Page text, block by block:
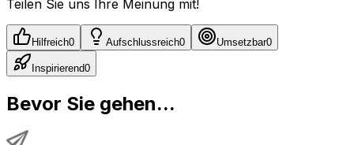
Teilen Sie uns Ihre Meinung mit!
Hilfreich0 Aufschlussreich0 Umsetzbar0
Inspirierend0
Bevor Sie gehen...